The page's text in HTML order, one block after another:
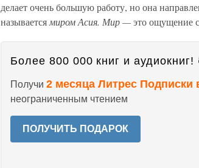
делает очень большую работу, но она
называется миром Асия. Мир —это ощущение
Более 800 000 книг и аудиокниг!
Получи 2 месяца Литрес Подписки
неограниченным чтением
ПОЛУЧИТЬ ПОДАРОК